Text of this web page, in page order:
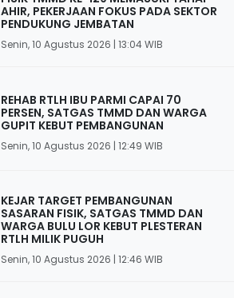
AHIR, PEKERJAAN FOKUS PADA SEKTOR
PENDUKUNG JEMBATAN
Senin, 10 Agustus 2026 | 13:04 WIB
REHAB RTLH IBU PARMI CAPAI 70
PERSEN, SATGAS TMMD DAN WARGA
GUPIT KEBUT PEMBANGUNAN
Senin, 10 Agustus 2026 | 12:49 WIB
KEJAR TARGET PEMBANGUNAN
SASARAN FISIK, SATGAS TMMD DAN
WARGA BULU LOR KEBUT PLESTERAN
RTLH MILIK PUGUH
Senin, 10 Agustus 2026 | 12:46 WIB